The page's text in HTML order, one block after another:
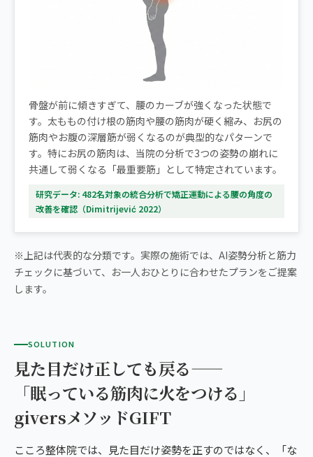
骨盤が前に傾きすぎて、腰のカーブが強くなった状態で
す。太ももの付け根の筋肉や腰の筋肉が硬く縮み、お尻の
筋肉やお腹の深層筋が弱くなるのが典型的なパターンで
す。特にお尻の筋肉は、当院の分析で3つの姿勢の崩れに
共通して弱くなる「最重要筋」として特定されています。
研究データ: 482名対象の統合分析で矯正運動による腰の角度の
改善を確認（Dimitrijević 2022）
※上記は代表的な分類です。実際の施術では、AI姿勢分析と筋力
チェックに基づいて、お一人おひとりに合わせたプランをご提案
します。
SOLUTION
見た目だけ正しても戻る——
「眠っている筋肉に火をつける」
giversメソッドGIFT
こころ整体院では、見た目だけ姿勢を正すのではなく、「な